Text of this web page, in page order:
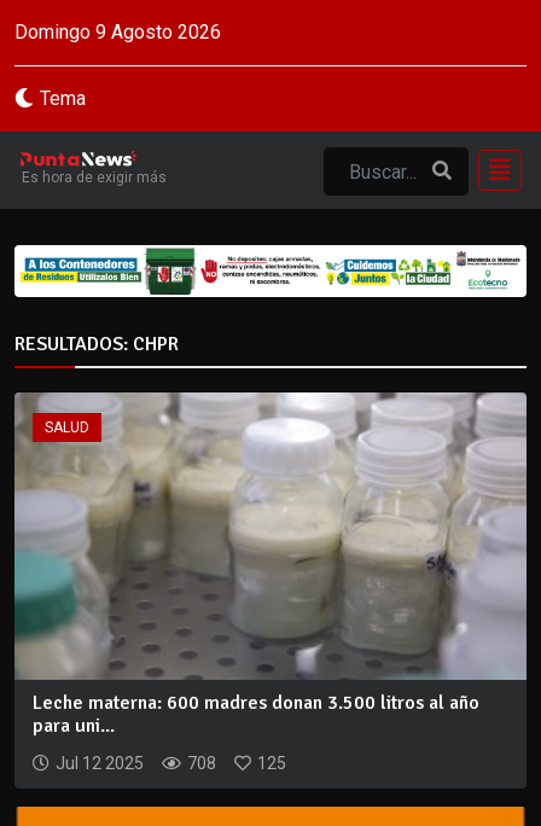
Domingo 9 Agosto 2026
Tema
Es hora de exigir más
RESULTADOS: CHPR
SALUD
Leche materna: 600 madres donan 3.500 litros al año
para uni...
Jul 12 2025 708 125